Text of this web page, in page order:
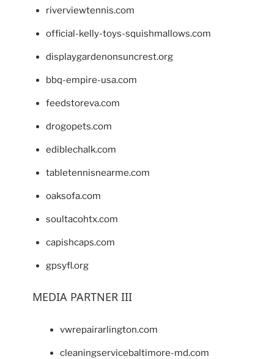
riverviewtennis.com
official-kelly-toys-squishmallows.com
displaygardenonsuncrest.org
bbq-empire-usa.com
feedstoreva.com
drogopets.com
ediblechalk.com
tabletennisnearme.com
oaksofa.com
soultacohtx.com
capishcaps.com
gpsyfl.org
MEDIA PARTNER III
vwrepairarlington.com
cleaningservicebaltimore-md.com